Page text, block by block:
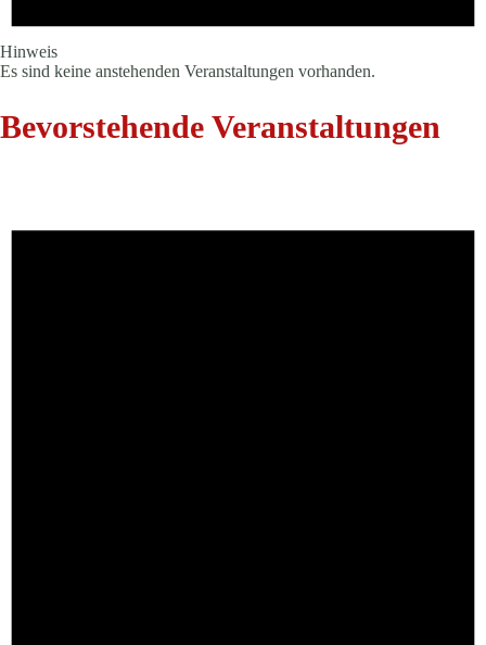
Hinweis
Es sind keine anstehenden Veranstaltungen vorhanden.
Bevorstehende Veranstaltungen